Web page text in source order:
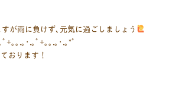
が雨に負けず､元気に過ごしましょう
+｡｡.｡･.｡ﾟ+｡｡.｡･.｡*ﾟ
おります！